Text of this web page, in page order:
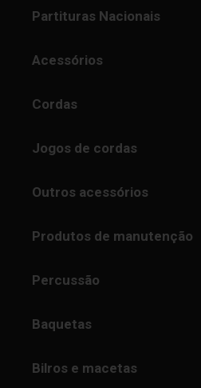
Partituras Nacionais
Acessórios
Cordas
Jogos de cordas
Outros acessórios
Produtos de manutenção
Percussão
Baquetas
Bilros e macetas